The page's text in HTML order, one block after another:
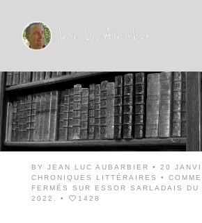
BY JEAN LUC AUBARBIER • 20
CHRONIQUES LITTÉRAIRES
•
FERMÉS
SUR ESSOR SARLADAIS
2022.
• 1428